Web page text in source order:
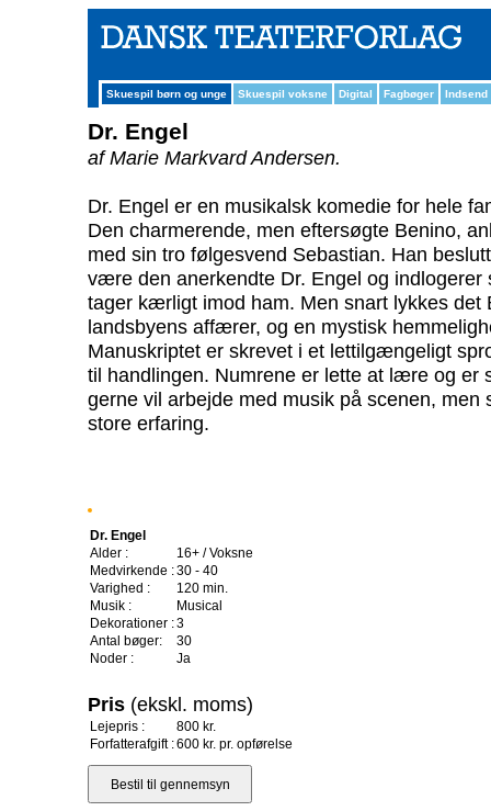
Skuespil børn og unge Skuespil voksne Digital Fagbøger Indsend
Dr. Engel
af Marie Markvard Andersen.
Dr. Engel er en musikalsk komedie for hele
Den charmerende, men eftersøgte Benino,
med sin tro følgesvend Sebastian. Han
være den anerkendte Dr. Engel og indlogerer
tager kærligt imod ham. Men snart lykkes det
landsbyens affærer, og en mystisk
Manuskriptet er skrevet i et lettilgængeligt
til handlingen. Numrene er lette at lære og er
gerne vil arbejde med musik på scenen,
store erfaring.
Dr. Engel
Alder :
16+ / Voksne
Medvirkende :30 - 40
Varighed :
120 min.
Musik :
Musical
Dekorationer :3
Antal bøger:
30
Noder :
Ja
Pris (ekskl. moms)
Lejepris :
800 kr.
Forfatterafgift :600 kr. pr. opførelse